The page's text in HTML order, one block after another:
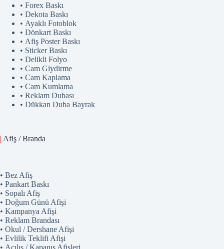
• Forex Baskı
• Dekota Baskı
• Ayaklı Fotoblok
• Dönkart Baskı
• Afiş Poster Baskı
• Sticker Baskı
• Delikli Folyo
• Cam Giydirme
• Cam Kaplama
• Cam Kumlama
• Reklam Dubası
• Dükkan Duba Bayrak
| Afiş / Branda
• Bez Afiş
• Pankart Baskı
• Sopalı Afiş
• Doğum Günü Afişi
• Kampanya Afişi
• Reklam Brandası
• Okul / Dershane Afişi
• Evlilik Teklifi Afişi
• Açılış / Kapanış Afişleri